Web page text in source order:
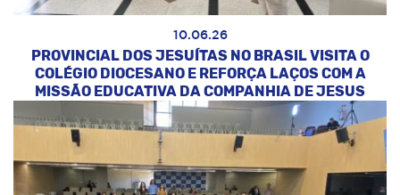
10.06.26
PROVINCIAL DOS JESUÍTAS NO BRASIL VISITA O
COLÉGIO DIOCESANO E REFORÇA LAÇOS COM A
MISSÃO EDUCATIVA DA COMPANHIA DE JESUS